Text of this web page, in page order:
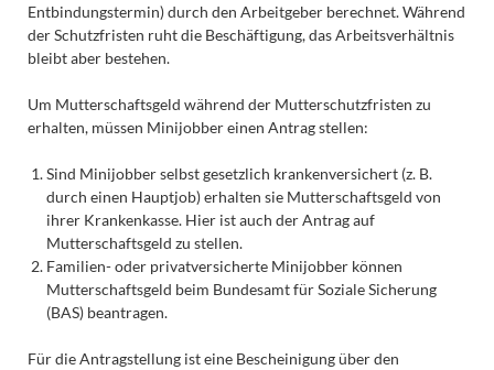
Entbindungstermin) durch den Arbeitgeber berechnet. Während
der Schutzfristen ruht die Beschäftigung, das Arbeitsverhältnis
bleibt aber bestehen.
Um Mutterschaftsgeld während der Mutterschutzfristen zu
erhalten, müssen Minijobber einen Antrag stellen:
Sind Minijobber selbst gesetzlich krankenversichert (z. B.
durch einen Hauptjob) erhalten sie Mutterschaftsgeld von
ihrer Krankenkasse. Hier ist auch der Antrag auf
Mutterschaftsgeld zu stellen.
Familien- oder privatversicherte Minijobber können
Mutterschaftsgeld beim Bundesamt für Soziale Sicherung
(BAS) beantragen.
Für die Antragstellung ist eine Bescheinigung über den